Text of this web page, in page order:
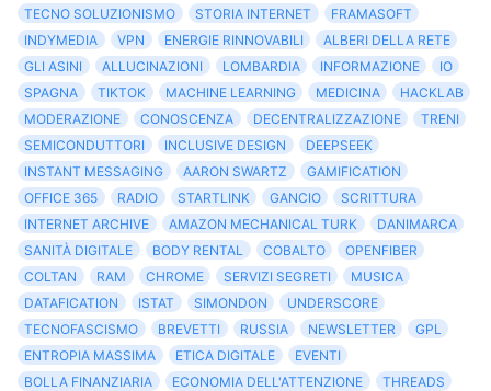
TECNO SOLUZIONISMO
STORIA INTERNET
FRAMASOFT
INDYMEDIA
VPN ENERGIE RINNOVABILI
ALBERI DELLA RETE
GLI ASINI
ALLUCINAZIONI LOMBARDIA INFORMAZIONE
IO
SPAGNA
TIKTOK MACHINE LEARNING MEDICINA
HACKLAB
MODERAZIONE
CONOSCENZA DECENTRALIZZAZIONE
TRENI
SEMICONDUTTORI
INCLUSIVE DESIGN
DEEPSEEK
INSTANT MESSAGING
AARON SWARTZ
GAMIFICATION
OFFICE 365
RADIO STARTLINK GANCIO
SCRITTURA
INTERNET ARCHIVE
AMAZON MECHANICAL TURK
DANIMARCA
SANITÀ DIGITALE
BODY RENTAL COBALTO
OPENFIBER
COLTAN
RAM CHROME SERVIZI SEGRETI
MUSICA
DATAFICATION
ISTAT SIMONDON
UNDERSCORE
TECNOFASCISMO
BREVETTI RUSSIA NEWSLETTER
GPL
ENTROPIA MASSIMA
ETICA DIGITALE
EVENTI
BOLLA FINANZIARIA
ECONOMIA DELL'ATTENZIONE
THREADS